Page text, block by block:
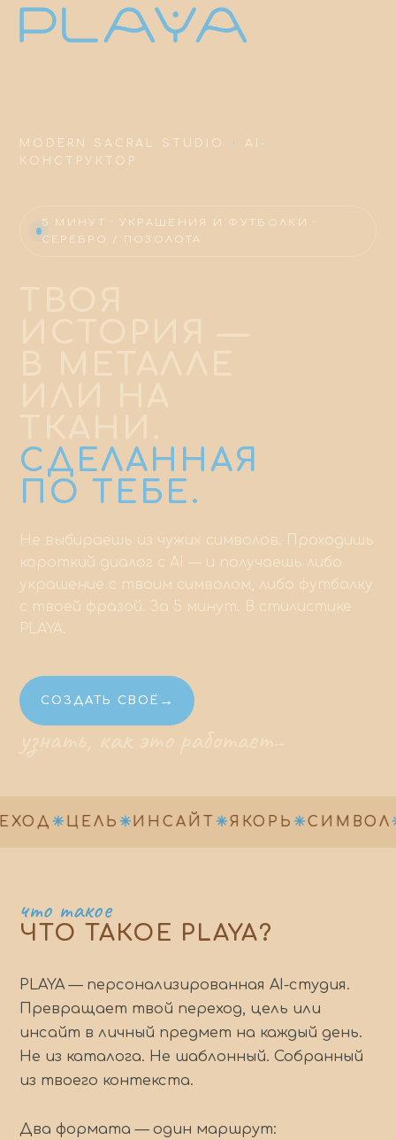
MODERN SACRAL STUDIO ·
AI-
КОНСТРУКТОР
5 МИНУТ · УКРАШЕНИЯ И ФУТБОЛКИ ·
СЕРЕБРО / ПОЗОЛОТА
СДЕЛАННАЯ
ПО ТЕБЕ.
Не выбираешь из чужих символов. Проходишь
короткий диалог с AI — и получаешь либо
украшение с твоим символом, либо футболку
с твоей фразой. За 5 минут. В стилистике
PLAYA.
СОЗДАТЬ СВОЁ →
✳ЦЕЛЬ ✳ИНСАЙТ✳ЯКОРЬ✳СИМВОЛ✳
что такое
ЧТО ТАКОЕ PLAYA?
PLAYA — персонализированная AI-студия.
Превращает твой переход, цель или
инсайт в личный предмет на каждый день.
Не из каталога. Не шаблонный. Собранный
из твоего контекста.
Два формата — один маршрут: